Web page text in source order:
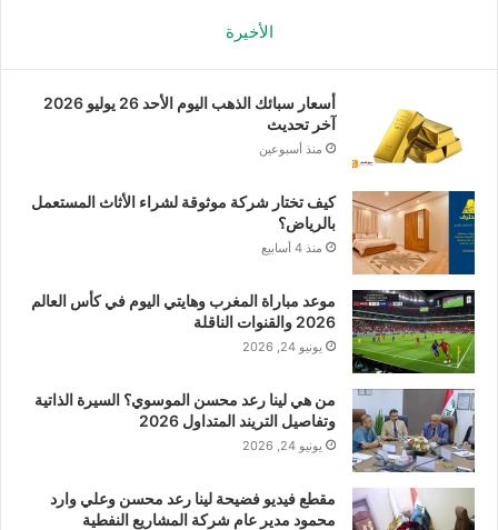
الأخيرة
أسعار سبائك الذهب اليوم الأحد 26 يوليو 2026
آخر تحديث
منذ أسبوعين
كيف تختار شركة موثوقة لشراء الأثاث المستعمل
بالرياض؟
منذ 4 أسابيع
موعد مباراة المغرب وهايتي اليوم في كأس العالم
2026 والقنوات الناقلة
يونيو 24, 2026
من هي لينا رعد محسن الموسوي؟ السيرة الذاتية
وتفاصيل التريند المتداول 2026
يونيو 24, 2026
مقطع فيديو فضيحة لينا رعد محسن وعلي وارد
محمود مدير عام شركة المشاريع النفطية